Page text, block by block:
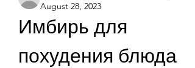
August 28, 2023
Имбирь для
похудения блюда